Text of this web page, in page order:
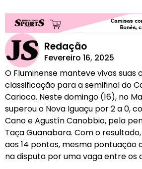
Redação
Fevereiro 16, 2025
O Fluminense manteve vivas suas
classificação para a semifinal do
Carioca. Neste domingo (16), no
superou o Nova Iguaçu por 2 a 0,
Cano e Agustín Canobbio, pela
Taça Guanabara. Com o
aos 14 pontos, mesma pontuação
na disputa por uma vaga entre os